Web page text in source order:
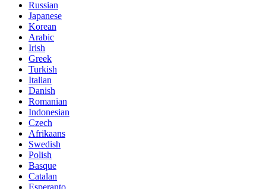
Russian
Japanese
Korean
Arabic
Irish
Greek
Turkish
Italian
Danish
Romanian
Indonesian
Czech
Afrikaans
Swedish
Polish
Basque
Catalan
Esperanto